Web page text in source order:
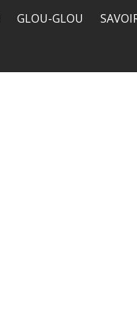
GLOU-GLOU